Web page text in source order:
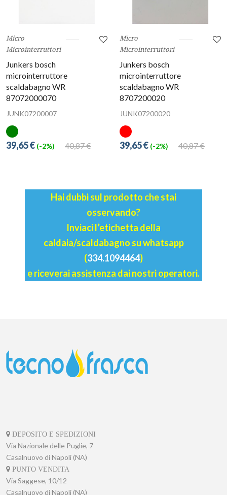
Micro
Microinterruttori
Junkers bosch
microinterruttore
scaldabagno WR
87072000070
JUNK07200007
40,87 €
39,65 € (-2%)
Micro
Microinterruttori
Junkers bosch
microinterruttore
scaldabagno WR
8707200020
JUNK07200020
40,87 €
39,65 € (-2%)
Hai dubbi sul prodotto che stai
osservando?
Inviaci l’etichetta della
caldaia/scaldabagno su whatsapp
(334.1094464)
e riceverai assistenza dai nostri operatori.
DEPOSITO E SPEDIZIONI
Via Nazionale delle Puglie, 7
Casalnuovo di Napoli (NA)
PUNTO VENDITA
Via Saggese, 10/12
Casalnuovo di Napoli (NA)